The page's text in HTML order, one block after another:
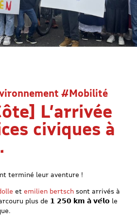
#Mobilité
L’arrivée
civiques à
terminé leur aventure !
et emilien bertsch sont arrivés à
plus de 𝟭 𝟮𝟱𝟬 𝗸𝗺 𝗮̀ 𝘃𝗲́𝗹𝗼 le